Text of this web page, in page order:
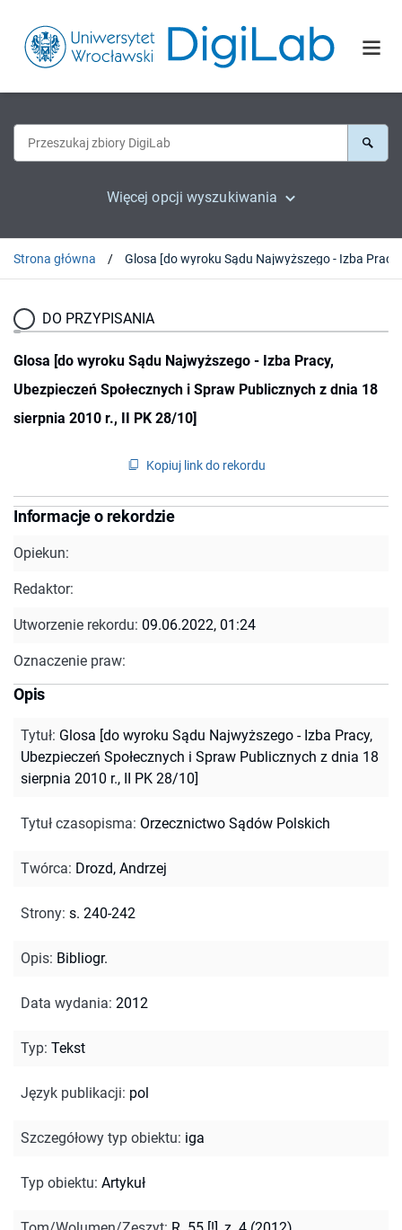
Więcej opcji wyszukiwania
Strona główna
DO PRZYPISANIA
Glosa [do wyroku Sądu Najwyższego - Izba Pracy,
Ubezpieczeń Społecznych i Spraw Publicznych z dnia 18
sierpnia 2010 r., II PK 28/10]
Kopiuj link do rekordu
Informacje o rekordzie
Opiekun:
Redaktor:
Utworzenie rekordu: 09.06.2022, 01:24
Oznaczenie praw:
Opis
Tytuł: Glosa [do wyroku Sądu Najwyższego - Izba Pracy,
Ubezpieczeń Społecznych i Spraw Publicznych z dnia 18
sierpnia 2010 r., II PK 28/10]
Tytuł czasopisma: Orzecznictwo Sądów Polskich
Twórca: Drozd, Andrzej
Strony: s. 240-242
Opis: Bibliogr.
Data wydania: 2012
Typ: Tekst
Język publikacji: pol
Szczegółowy typ obiektu: iga
Typ obiektu: Artykuł